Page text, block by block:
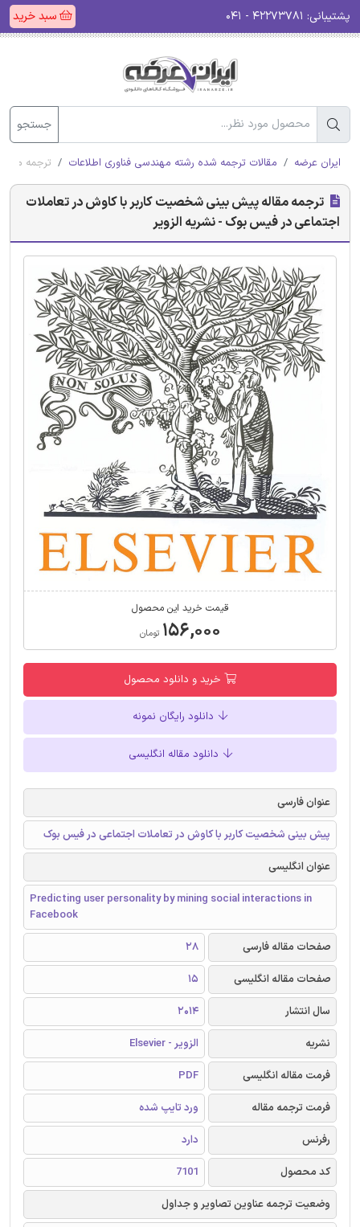
پشتیبانی: سبد خرید
جستجو
ایران عرضه مقالات ترجمه شده رشته مهندسی فناوری اطلاعات ترجمه
ترجمه مقاله پیش بینی شخصیت کاربر با کاوش در تعاملات
اجتماعی در فیس بوک - نشریه الزویر
قیمت خرید این محصول
۱۵۶,۰۰۰ تومان
خرید و دانلود محصول
دانلود رایگان نمونه
دانلود مقاله انگلیسی
عنوان فارسی
پیش بینی شخصیت کاربر با کاوش در تعاملات اجتماعی در فیس بوک
عنوان انگلیسی
Predicting user personality by mining social interactions in
Facebook
صفحات مقاله فارسی
28
صفحات مقاله انگلیسی
15
سال انتشار
2014
نشریه
الزویر - Elsevier
فرمت مقاله انگلیسی
PDF
فرمت ترجمه مقاله
ورد تایپ شده
رفرنس
دارد
کد محصول
7101
وضعیت ترجمه عناوین تصاویر و جداول